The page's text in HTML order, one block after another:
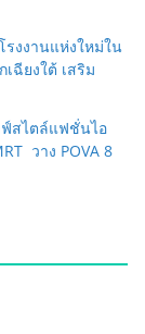
รงงานแห่งใหม่ใน
ฉียงใต้ เสริม
ฟ์สไตล์แฟชั่นไอ
วาง POVA 8